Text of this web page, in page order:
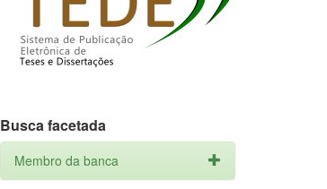
Busca facetada
Membro da banca